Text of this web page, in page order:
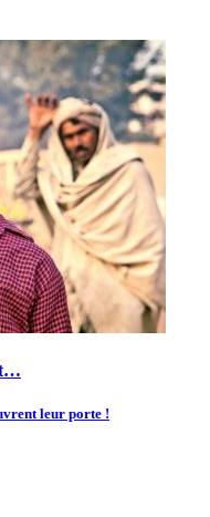
leur porte !